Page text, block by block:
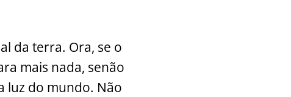
da terra. Ora, se o
mais nada, senão
luz do mundo. Não